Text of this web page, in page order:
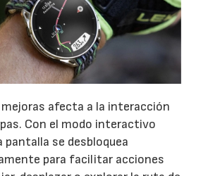
mejoras afecta a la interacción
Con el modo interactivo
pantalla se desbloquea
para facilitar acciones